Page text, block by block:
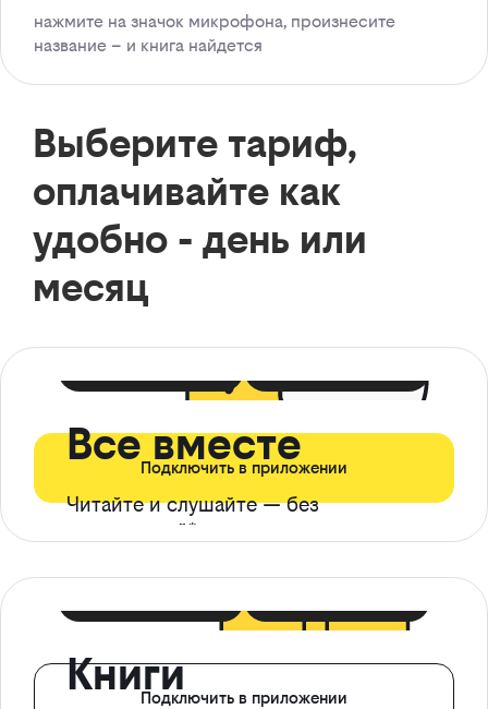
нажмите на значок микрофона, произнесите
название – и книга найдется
Выберите тариф,
оплачивайте как
удобно - день или
месяц
Все вместе
Читайте и слушайте — без
ограничений*
Подключить в приложении
КнигиПодключить в приложении